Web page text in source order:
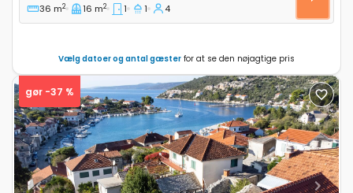
36 m2 16 m2 1 1 4
Vælg datoer og antal gæster for at se den nøjagtige pris
gør -37 %